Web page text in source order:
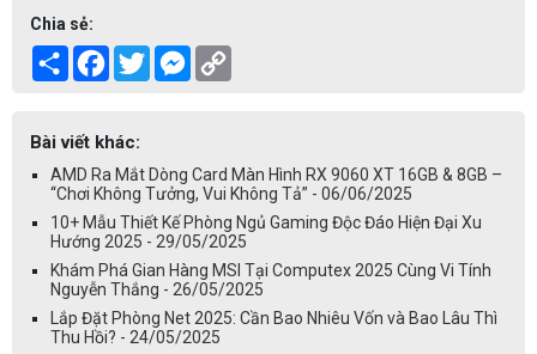
Chia sẻ:
Share Facebook
TwitterMessenger
Bài viết khác:
AMD Ra Mắt Dòng Card Màn Hình RX 9060 XT 16GB & 8GB –
“Chơi Không Tưởng, Vui Không Tả” - 06/06/2025
10+ Mẫu Thiết Kế Phòng Ngủ Gaming Độc Đáo Hiện Đại Xu
Hướng 2025 - 29/05/2025
Khám Phá Gian Hàng MSI Tại Computex 2025 Cùng Vi Tính
Nguyễn Thắng - 26/05/2025
Lắp Đặt Phòng Net 2025: Cần Bao Nhiêu Vốn và Bao Lâu Thì
Thu Hồi? - 24/05/2025